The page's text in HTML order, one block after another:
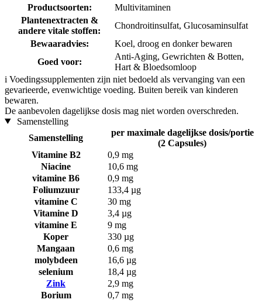
Productsoorten:
Multivitaminen
Plantenextracten &
andere vitale stoffen:
Chondroitinsulfat, Glucosaminsulfat
Bewaaradvies:
Koel, droog en donker bewaren
Goed voor:
Anti-Aging, Gewrichten & Botten,
Hart & Bloedsomloop
i Voedingssupplementen zijn niet bedoeld als vervanging van een
gevarieerde, evenwichtige voeding. Buiten bereik van kinderen
bewaren.
De aanbevolen dagelijkse dosis mag niet worden overschreden.
Samenstelling
Samenstelling
per maximale dagelijkse dosis/portie
(2 Capsules)
Vitamine B2
0,9 mg
Niacine
10,6 mg
vitamine B6
0,9 mg
Foliumzuur
133,4 µg
vitamine C
30 mg
Vitamine D
3,4 µg
vitamine E
9 mg
Koper
330 µg
Mangaan
0,6 mg
molybdeen
16,6 µg
selenium
18,4 µg
Zink
2,9 mg
Borium
0,7 mg